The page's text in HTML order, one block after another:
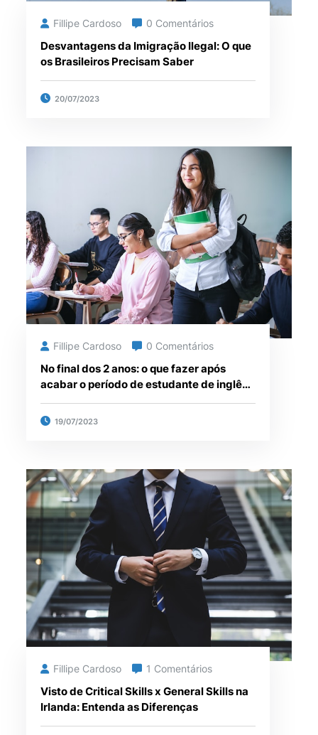
Fillipe Cardoso 0 Comentários
Desvantagens da Imigração Ilegal: O que
os Brasileiros Precisam Saber
20/07/2023
Fillipe Cardoso 0 Comentários
No final dos 2 anos: o que fazer após
acabar o período de estudante de inglês
oportunidades!
19/07/2023
Fillipe Cardoso 1 Comentários
Visto de Critical Skills x General Skills na
Irlanda: Entenda as Diferenças